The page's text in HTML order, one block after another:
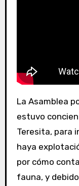
La Asamblea por un Mar Libre de Petróleo
estuvo
Teresita, para
haya
por cómo
fauna, y